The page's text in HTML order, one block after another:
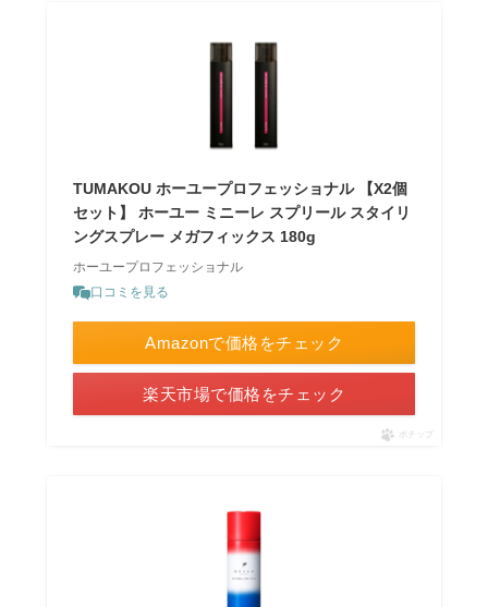
TUMAKOU ホーユープロフェッショナル 【X2個
セット】 ホーユー ミニーレ スプリール スタイリ
ングスプレー メガフィックス 180g
ホーユープロフェッショナル
口コミを見る
Amazonで価格をチェック
楽天市場で価格をチェック
ポチップ